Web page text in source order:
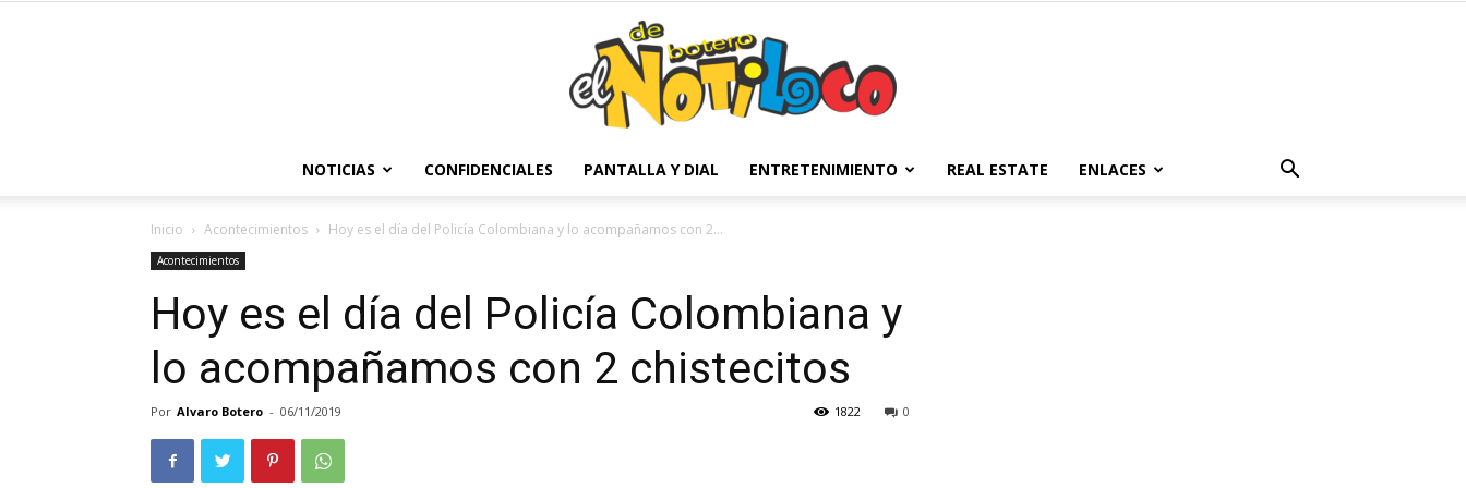
NOTICIAS CONFIDENCIALES PANTALLA Y DIAL ENTRETENIMIENTO REAL ESTATE ENLACES
Inicio Acontecimientos Hoy es el día del Policía Colombiana y lo acompañamos con 2...
Acontecimientos
Hoy es el día del Policía Colombiana y
lo acompañamos con 2 chistecitos
Por Alvaro Botero - 06/11/2019 0
1822